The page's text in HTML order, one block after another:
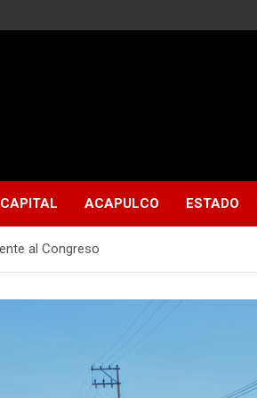
CAPITAL ACAPULCO ESTADO
al Congreso